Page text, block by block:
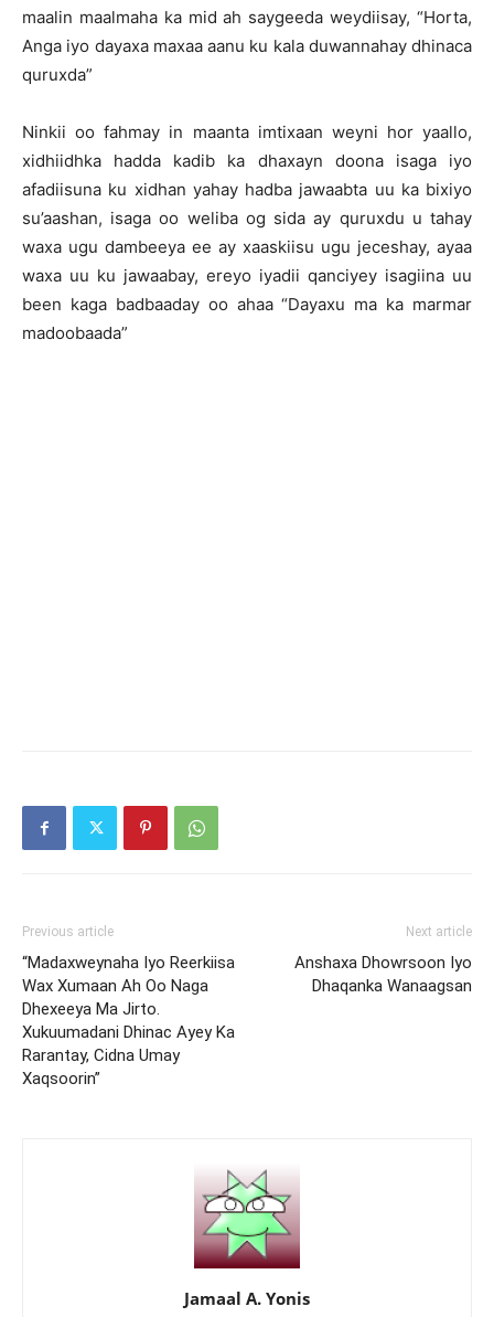
maalin maalmaha ka mid ah saygeeda weydiisay, “Horta,
Anga iyo dayaxa maxaa aanu ku kala duwannahay dhinaca
quruxda”
Ninkii oo fahmay in maanta imtixaan weyni hor yaallo,
xidhiidhka hadda kadib ka dhaxayn doona isaga iyo
afadiisuna ku xidhan yahay hadba jawaabta uu ka bixiyo
su’aashan, isaga oo weliba og sida ay quruxdu u tahay
waxa ugu dambeeya ee ay xaaskiisu ugu jeceshay, ayaa
waxa uu ku jawaabay, ereyo iyadii qanciyey isagiina uu
been kaga badbaaday oo ahaa “Dayaxu ma ka marmar
madoobaada”
Previous article
“Madaxweynaha Iyo Reerkiisa
Wax Xumaan Ah Oo Naga
Dhexeeya Ma Jirto.
Xukuumadani Dhinac Ayey Ka
Rarantay, Cidna Umay
Xaqsoorin”
Next article
Anshaxa Dhowrsoon Iyo
Dhaqanka Wanaagsan
Jamaal A. Yonis